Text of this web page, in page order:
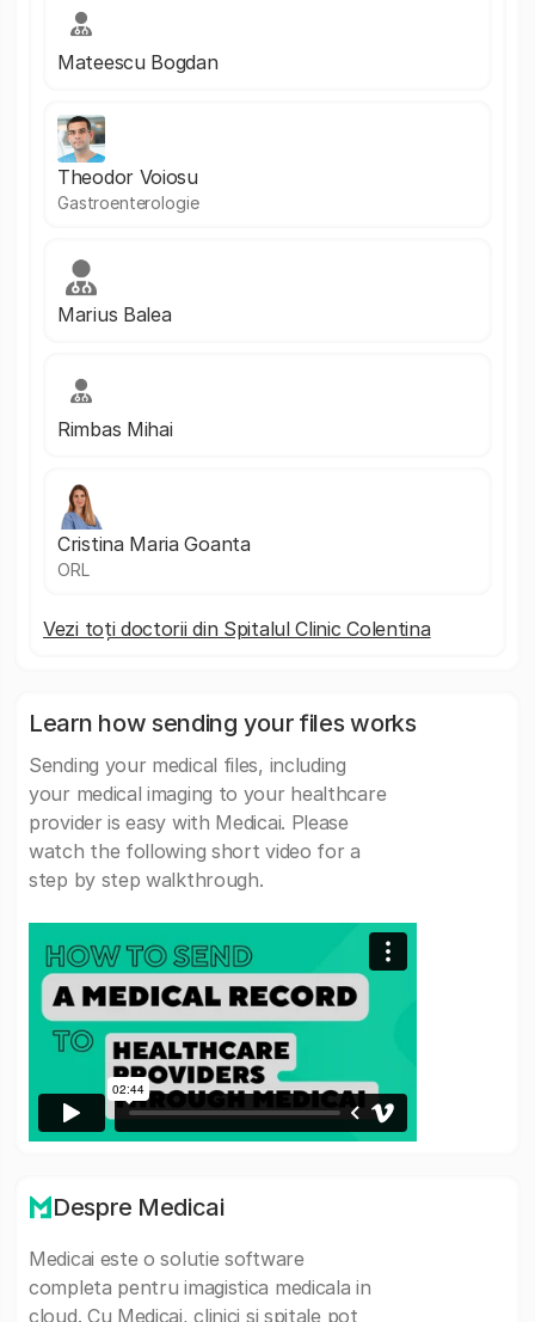
Mateescu Bogdan
Theodor Voiosu
Gastroenterologie
Marius Balea
Rimbas Mihai
Cristina Maria Goanta
ORL
Vezi toți doctorii din Spitalul Clinic Colentina
Learn how sending your files works
Sending your medical files, including
your medical imaging to your healthcare
provider is easy with Medicai. Please
watch the following short video for a
step by step walkthrough.
Despre Medicai
Medicai este o solutie software
completa pentru imagistica medicala in
cloud. Cu Medicai, clinici si spitale pot